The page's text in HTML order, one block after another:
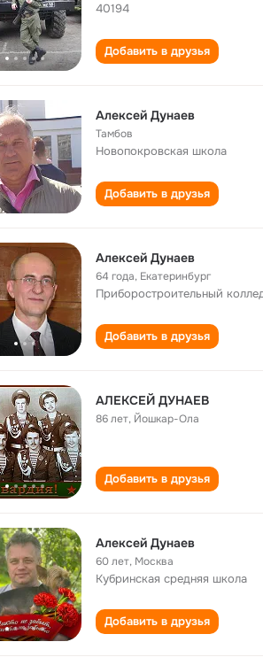
40194
Добавить в друзья
Алексей Дунаев
Тамбов
Новопокровская школа
Добавить в друзья
Алексей Дунаев
64 года, Екатеринбург
Приборостроительный
Добавить в друзья
АЛЕКСЕЙ ДУНАЕВ
86 лет, Йошкар-Ола
Добавить в друзья
Алексей Дунаев
60 лет, Москва
Кубринская cредняя школа
Добавить в друзья